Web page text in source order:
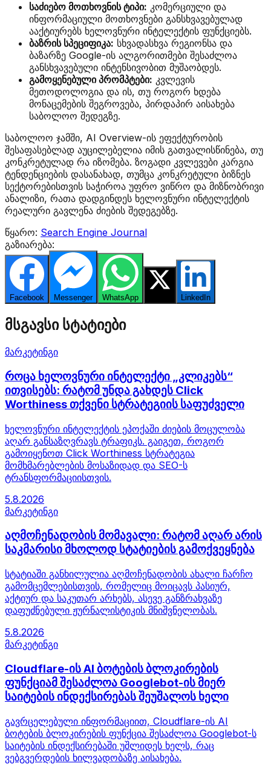
საძიებო მოთხოვნის ტიპი: კომერციული და
ინფორმაციული მოთხოვნები განსხვავებულად
ააქტიურებს ხელოვნური ინტელექტის ფუნქციებს.
ბაზრის სპეციფიკა: სხვადასხვა რეგიონსა და
ბაზარზე Google-ის ალგორითმები შესაძლოა
განსხვავებული ინტენსივობით მუშაობდეს.
გამოყენებული პრომპტები: კვლევის
მეთოდოლოგია და ის, თუ როგორ ხდება
მონაცემების შეგროვება, პირდაპირ აისახება
საბოლოო შედეგზე.
საბოლოო ჯამში, AI Overview-ის ეფექტურობის
შესაფასებლად აუცილებელია იმის გათვალისწინება, თუ
კონკრეტულად რა იზომება. ზოგადი კვლევები კარგია
ტენდენციების დასანახად, თუმცა კონკრეტული ბიზნეს
სექტორებისთვის საჭიროა უფრო ვიწრო და მიზნობრივი
ანალიზი, რათა დადგინდეს ხელოვნური ინტელექტის
რეალური გავლენა ძიების შედეგებზე.
წყარო: Search Engine Journal
გაზიარება:
Facebook Messenger WhatsApp LinkedIn
მსგავსი სტატიები
მარკეტინგი
როცა ხელოვნური ინტელექტი „კლიკებს“
ითვისებს: რატომ უნდა გახდეს Click
Worthiness თქვენი სტრატეგიის საფუძველი
ხელოვნური ინტელექტის ეპოქაში ძიების მოცულობა
აღარ განსაზღვრავს ტრაფიკს. გაიგეთ, როგორ
გამოიყენოთ Click Worthiness სტრატეგია
მომხმარებლების მოსაზიდად და SEO-ს
ტრანსფორმაციისთვის.
5.8.2026
მარკეტინგი
აღმოჩენადობის მომავალი: რატომ აღარ არის
საკმარისი მხოლოდ სტატიების გამოქვეყნება
სტატიაში განხილულია აღმოჩენადობის ახალი ჩარჩო
გამომცემლებისთვის, რომელიც მოიცავს პასიურ,
აქტიურ და საკუთარ არხებს, ასევე განზრახვაზე
დაფუძნებული ჟურნალისტიკის მნიშვნელობას.
5.8.2026
მარკეტინგი
Cloudflare-ის AI ბოტების ბლოკირების
ფუნქციამ შესაძლოა Googlebot-ის მიერ
საიტების ინდექსირებას შეუშალოს ხელი
გავრცელებული ინფორმაციით, Cloudflare-ის AI
ბოტების ბლოკირების ფუნქცია შესაძლოა Googlebot-ს
საიტების ინდექსირებაში უშლიდეს ხელს, რაც
ვებგვერდების ხილვადობაზე აისახება.